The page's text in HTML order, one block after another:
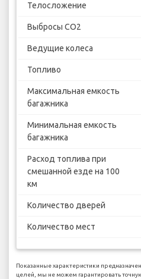
Телосложение
Выбросы CO2
Ведущие колеса
Топливо
Максимальная емкость
багажника
Минимальная емкость
багажника
Расход топлива при
смешанной езде на 100
км
Количество дверей
Количество мест
Показанные характеристики
целей, мы не можем гарантировать